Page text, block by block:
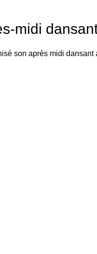
midi
son après midi